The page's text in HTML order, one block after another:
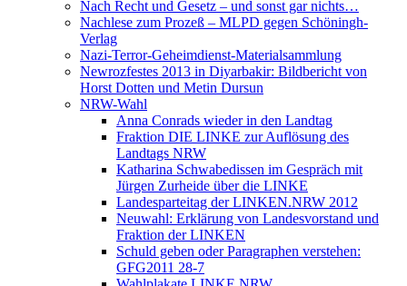
Nach Recht und Gesetz – und sonst gar nichts…
Nachlese zum Prozeß – MLPD gegen Schöningh-
Verlag
Nazi-Terror-Geheimdienst-Materialsammlung
Newrozfestes 2013 in Diyarbakir: Bildbericht von
Horst Dotten und Metin Dursun
NRW-Wahl
Anna Conrads wieder in den Landtag
Fraktion DIE LINKE zur Auflösung des
Landtags NRW
Katharina Schwabedissen im Gespräch mit
Jürgen Zurheide über die LINKE
Landesparteitag der LINKEN.NRW 2012
Neuwahl: Erklärung von Landesvorstand und
Fraktion der LINKEN
Schuld geben oder Paragraphen verstehen:
GFG2011 28-7